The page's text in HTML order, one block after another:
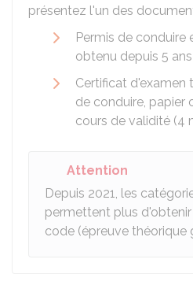
présentez l'un des
Permis de conduire
obtenu depuis 5
Certificat d'examen
de conduire, papier
cours de validité (4
Attention
Depuis 2021, les
permettent plus
code (épreuve théorique